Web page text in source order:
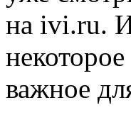
на ivi.ru.
важное